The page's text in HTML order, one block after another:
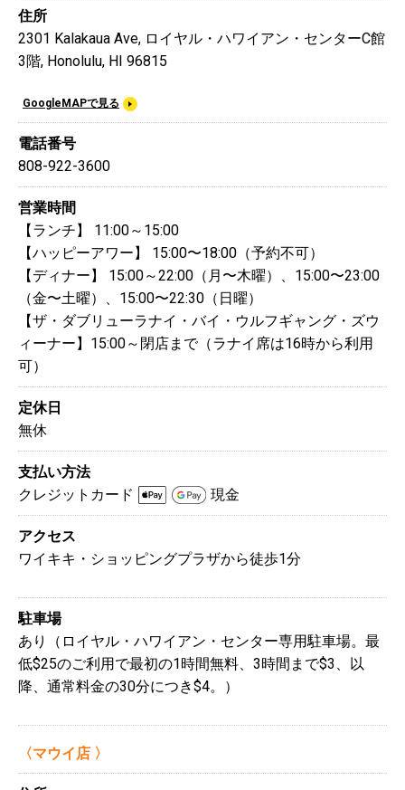
住所
2301 Kalakaua Ave, ロイヤル・ハワイアン・センターC館
3階, Honolulu, HI 96815
GoogleMAPで見る
電話番号
808-922-3600
営業時間
【ランチ】 11:00～15:00
【ハッピーアワー】 15:00〜18:00（予約不可）
【ディナー】 15:00～22:00（月〜木曜）、15:00〜23:00
（金〜土曜）、15:00〜22:30（日曜）
【ザ・ダブリューラナイ・バイ・ウルフギャング・ズウ
ィーナー】15:00～閉店まで（ラナイ席は16時から利用
可）
定休日
無休
支払い方法
クレジットカード
現金
アクセス
ワイキキ・ショッピングプラザから徒歩1分
駐車場
あり（ロイヤル・ハワイアン・センター専用駐車場。最
低$25のご利用で最初の1時間無料、3時間まで$3、以
降、通常料金の30分につき$4。）
〈マウイ店 〉